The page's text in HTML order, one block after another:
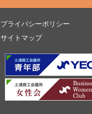
プライバシーポリシー
サイトマップ